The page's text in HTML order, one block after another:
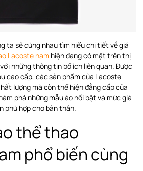
ta sẽ cùng nhau tìm hiểu chi tiết về giá
Lacoste nam hiện đang có mặt trên thị
những thông tin bổ ích liên quan. Được
cao cấp, các sản phẩm của Lacoste
lượng mà còn thể hiện đẳng cấp của
phá những mẫu áo nổi bật và mức giá
phù hợp cho bản thân.
thể thao
phổ biến cùng